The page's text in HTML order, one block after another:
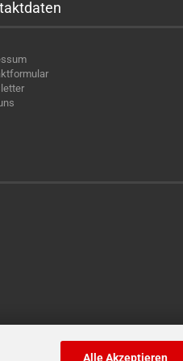
Alle Akzeptieren